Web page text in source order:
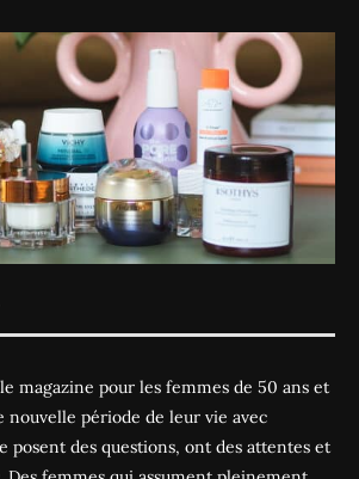
magazine pour les femmes de 50 ans et
nouvelle période de leur vie avec
posent des questions, ont des attentes et